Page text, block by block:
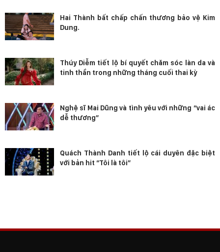
Hai Thành bất chấp chấn thương bảo vệ Kim
Dung.
Thúy Diễm tiết lộ bí quyết chăm sóc làn da và
tinh thần trong những tháng cuối thai kỳ
Nghệ sĩ Mai Dũng và tình yêu với những “vai ác
dễ thương”
Quách Thành Danh tiết lộ cái duyên đặc biệt
với bản hit “Tôi là tôi”